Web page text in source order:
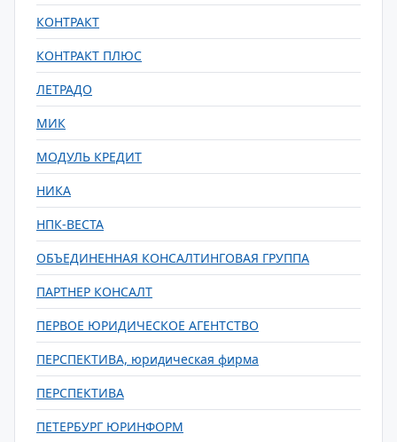
КОНТРАКТ
КОНТРАКТ ПЛЮС
ЛЕТРАДО
МИК
МОДУЛЬ КРЕДИТ
НИКА
НПК-ВЕСТА
ОБЪЕДИНЕННАЯ КОНСАЛТИНГОВАЯ ГРУППА
ПАРТНЕР КОНСАЛТ
ПЕРВОЕ ЮРИДИЧЕСКОЕ АГЕНТСТВО
ПЕРСПЕКТИВА, юридическая фирма
ПЕРСПЕКТИВА
ПЕТЕРБУРГ ЮРИНФОРМ